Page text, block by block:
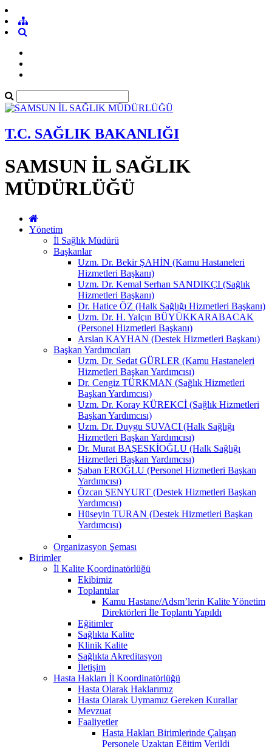
T.C. SAĞLIK BAKANLIĞI
SAMSUN İL SAĞLIK
MÜDÜRLÜĞÜ
Yönetim
İl Sağlık Müdürü
Başkanlar
Uzm. Dr. Bekir ŞAHİN (Kamu Hastaneleri
Hizmetleri Başkanı)
Uzm. Dr. Kemal Serhan SANDIKÇI (Sağlık
Hizmetleri Başkanı)
Dr. Hatice ÖZ (Halk Sağlığı Hizmetleri Başkanı)
Uzm. Dr. H. Yalçın BÜYÜKKARABACAK
(Personel Hizmetleri Başkanı)
Arslan KAYHAN (Destek Hizmetleri Başkanı)
Başkan Yardımcıları
Uzm. Dr. Sedat GÜRLER (Kamu Hastaneleri
Hizmetleri Başkan Yardımcısı)
Dr. Cengiz TÜRKMAN (Sağlık Hizmetleri
Başkan Yardımcısı)
Uzm. Dr. Koray KÜREKCİ (Sağlık Hizmetleri
Başkan Yardımcısı)
Uzm. Dr. Duygu SUVACI (Halk Sağlığı
Hizmetleri Başkan Yardımcısı)
Dr. Murat BAŞESKİOĞLU (Halk Sağlığı
Hizmetleri Başkan Yardımcısı)
Şaban EROĞLU (Personel Hizmetleri Başkan
Yardımcısı)
Özcan ŞENYURT (Destek Hizmetleri Başkan
Yardımcısı)
Hüseyin TURAN (Destek Hizmetleri Başkan
Yardımcısı)
Organizasyon Şeması
Birimler
İl Kalite Koordinatörlüğü
Ekibimiz
Toplantılar
Kamu Hastane/Adsm’lerin Kalite Yönetim
Direktörleri İle Toplantı Yapıldı
Eğitimler
Sağlıkta Kalite
Klinik Kalite
Sağlıkta Akreditasyon
İletişim
Hasta Hakları İl Koordinatörlüğü
Hasta Olarak Haklarımız
Hasta Olarak Uymamız Gereken Kurallar
Mevzuat
Faaliyetler
Hasta Hakları Birimlerinde Çalışan
Personele Uzaktan Eğitim Verildi